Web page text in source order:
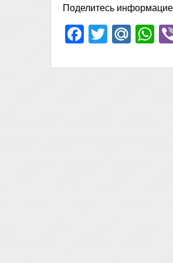
Поделитесь
Facebook
Twitter